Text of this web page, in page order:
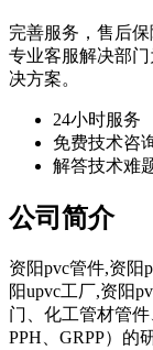
完善服务，售后
专业客服解决部
决方案。
24小时服务
免费技术咨
解答技术难
公司简介
资阳pvc管件,资阳
阳upvc工厂,资阳
门、化工管材管
PPH、GRPP）的